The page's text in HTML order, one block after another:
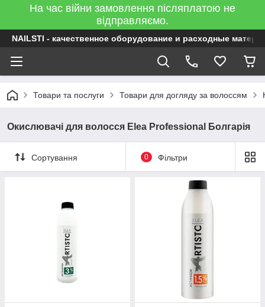
На час війни замовлення післяплатою не
відправляємо.
NAILSTI - качественное оборудование и расходные
Товари та послуги Товари для догляду за волоссям
Окислювачі для волосся Elea Professional Болгарія
Сортування 0 Фільтри